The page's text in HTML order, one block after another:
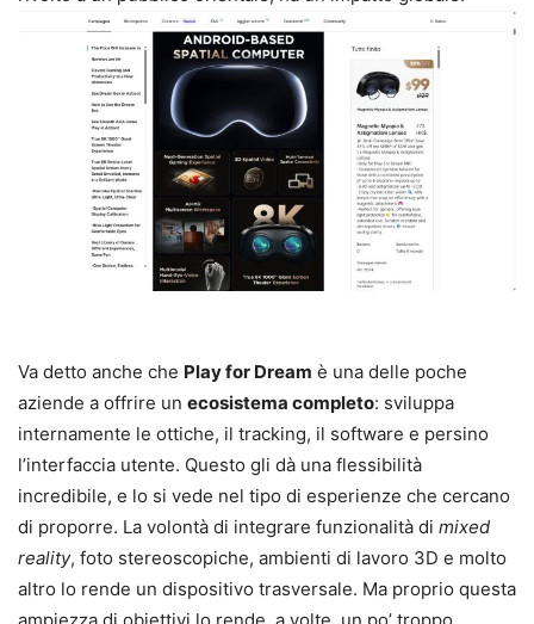
Va detto anche che Play for Dream è una delle poche
aziende a offrire un ecosistema completo: sviluppa
internamente le ottiche, il tracking, il software e persino
l’interfaccia utente. Questo gli dà una flessibilità
incredibile, e lo si vede nel tipo di esperienze che cercano
di proporre. La volontà di integrare funzionalità di mixed
reality, foto stereoscopiche, ambienti di lavoro 3D e molto
altro lo rende un dispositivo trasversale. Ma proprio questa